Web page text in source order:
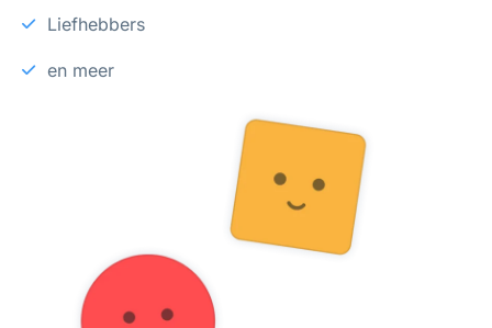
Liefhebbers
en meer